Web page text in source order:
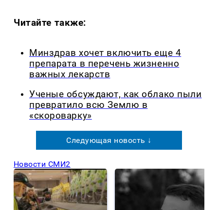
Читайте также:
Минздрав хочет включить еще 4
препарата в перечень жизненно
важных лекарств
Ученые обсуждают, как облако пыли
превратило всю Землю в
«скороварку»
Следующая новость ↓
Новости СМИ2